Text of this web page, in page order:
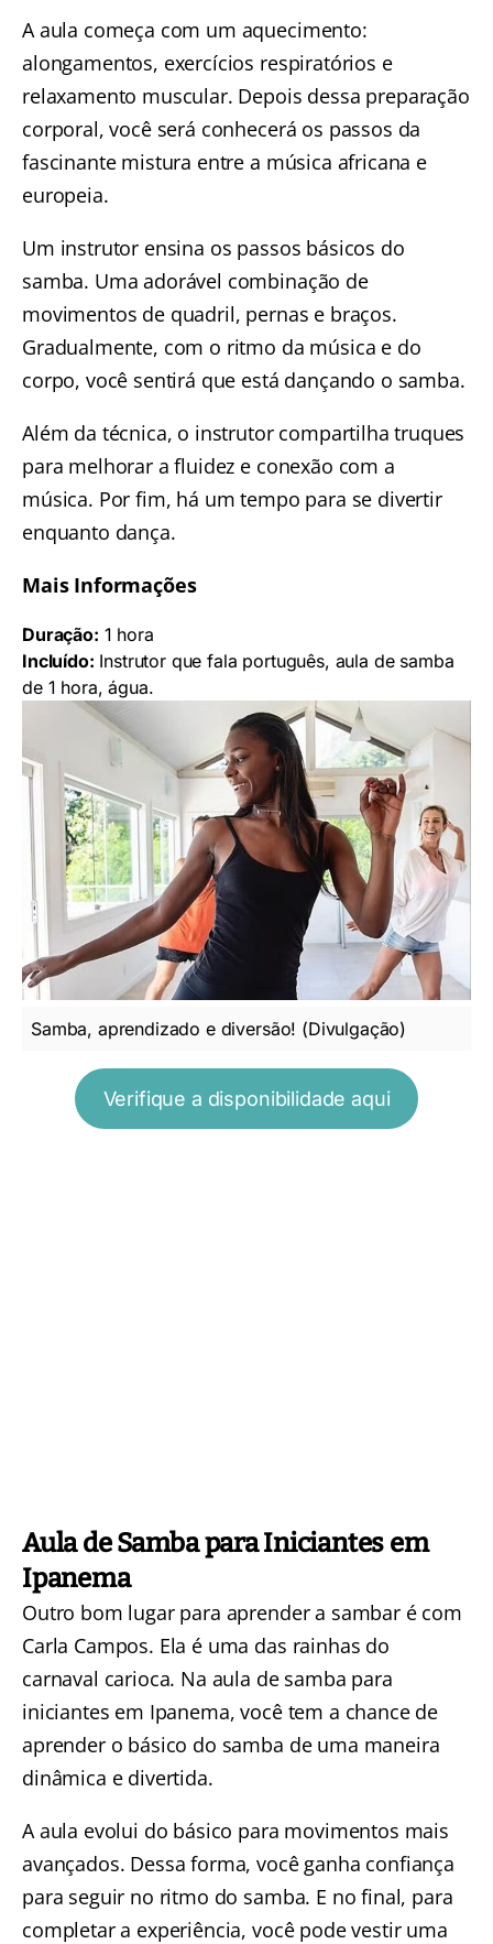
A aula começa com um aquecimento:
alongamentos, exercícios respiratórios e
relaxamento muscular. Depois dessa preparação
corporal, você será conhecerá os passos da
fascinante mistura entre a música africana e
europeia.
Um instrutor ensina os passos básicos do
samba. Uma adorável combinação de
movimentos de quadril, pernas e braços.
Gradualmente, com o ritmo da música e do
corpo, você sentirá que está dançando o samba.
Além da técnica, o instrutor compartilha truques
para melhorar a fluidez e conexão com a
música. Por fim, há um tempo para se divertir
enquanto dança.
Mais Informações
Duração: 1 hora
Incluído: Instrutor que fala português, aula de samba
de 1 hora, água.
Samba, aprendizado e diversão! (Divulgação)
Verifique a disponibilidade aqui
Aula de Samba para Iniciantes em
Ipanema
Outro bom lugar para aprender a sambar é com
Carla Campos. Ela é uma das rainhas do
carnaval carioca. Na aula de samba para
iniciantes em Ipanema, você tem a chance de
aprender o básico do samba de uma maneira
dinâmica e divertida.
A aula evolui do básico para movimentos mais
avançados. Dessa forma, você ganha confiança
para seguir no ritmo do samba. E no final, para
completar a experiência, você pode vestir uma